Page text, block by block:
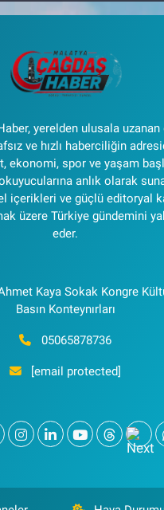
yerelden ulusala uzanan
ve hızlı haberciliğin
ekonomi, spor ve yaşam
anlık olarak
içerikleri ve güçlü editoryal
üzere Türkiye gündemini
eder.
Kaya Sokak Kongre
Basın Konteynırları
05065878736
[email protected]